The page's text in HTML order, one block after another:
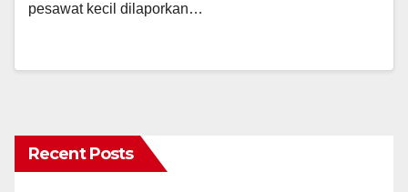
pesawat kecil dilaporkan…
Recent Posts